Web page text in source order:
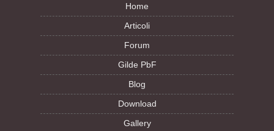
Home
Articoli
Forum
Gilde PbF
Blog
Download
Gallery